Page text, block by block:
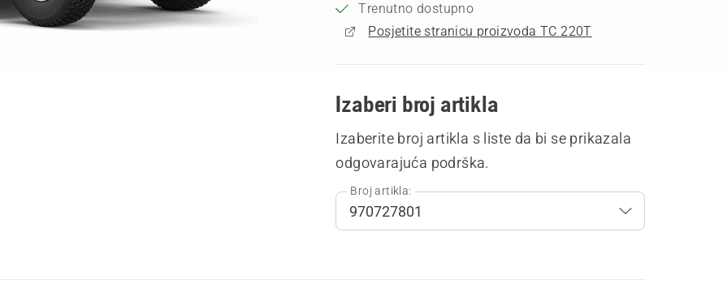
Trenutno dostupno
Posjetite stranicu proizvoda TC 220T
Izaberi broj artikla
Izaberite broj artikla s liste da bi se prikazala
odgovarajuća podrška.
Broj artikla: